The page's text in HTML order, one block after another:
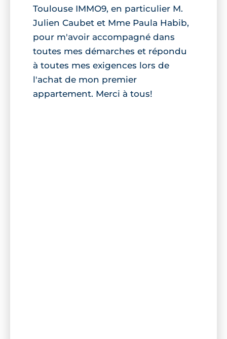
Toulouse IMMO9, en particulier M.
Julien Caubet et Mme Paula Habib,
pour m'avoir accompagné dans
toutes mes démarches et répondu
à toutes mes exigences lors de
l'achat de mon premier
appartement. Merci à tous!